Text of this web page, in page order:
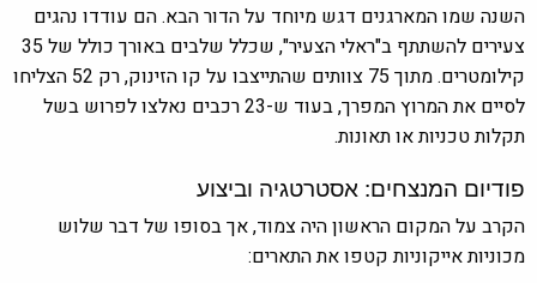
השנה שמו המארגנים דגש מיוחד על הדור הבא. הם עודדו נהגים
צעירים להשתתף ב"ראלי הצעיר", שכלל שלבים באורך כולל של 35
קילומטרים. מתוך 75 צוותים שהתייצבו על קו הזינוק, רק 52 הצליחו
לסיים את המרוץ המפרך, בעוד ש-23 רכבים נאלצו לפרוש בשל
תקלות טכניות או תאונות.
פודיום המנצחים: אסטרטגיה וביצוע
הקרב על המקום הראשון היה צמוד, אך בסופו של דבר שלוש
מכוניות אייקוניות קטפו את התארים: